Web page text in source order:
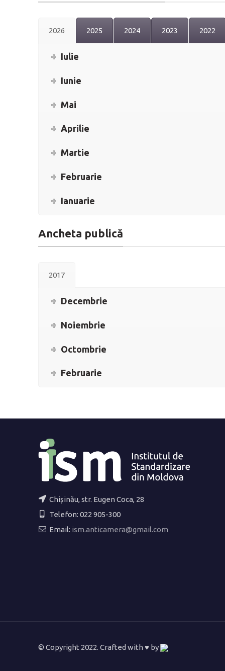
2026 2025 2024 2023 2022
Iulie
Iunie
Mai
Aprilie
Martie
Februarie
Ianuarie
Ancheta publică
2017
Decembrie
Noiembrie
Octombrie
Februarie
Chișinău, str. Eugen Coca, 28
Telefon: 022 905-300
Email: ism.anticamera@gmail.com
© Copyright 2022. Crafted with ♥ by